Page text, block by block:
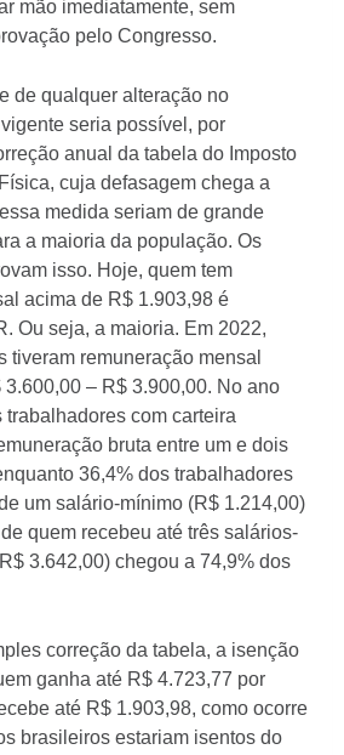
mão imediatamente, sem
pelo Congresso.
de qualquer alteração no
seria possível, por
anual da tabela do Imposto
cuja defasagem chega a
medida seriam de grande
a maioria da população. Os
isso. Hoje, quem tem
acima de R$ 1.903,98 é
Ou seja, a maioria. Em 2022,
tiveram remuneração mensal
– R$ 3.900,00. No ano
trabalhadores com carteira
bruta entre um e dois
36,4% dos trabalhadores
um salário-mínimo (R$ 1.214,00)
quem recebeu até três salários-
3.642,00) chegou a 74,9% dos
correção da tabela, a isenção
ganha até R$ 4.723,77 por
até R$ 1.903,98, como ocorre
brasileiros estariam isentos do